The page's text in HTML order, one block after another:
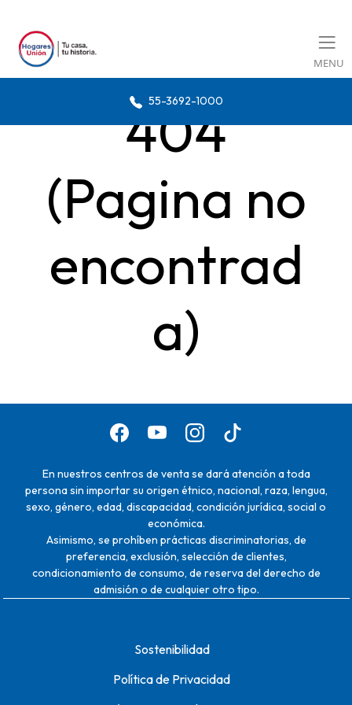
MENU
55-3692-1000
404
(Pagina no
encontrad
a)
En nuestros centros de venta se dará atención a toda
persona sin importar su origen étnico, nacional, raza, lengua,
sexo, género, edad, discapacidad, condición jurídica, social o
económica.
Asimismo, se prohíben prácticas discriminatorias, de
preferencia, exclusión, selección de clientes,
condicionamiento de consumo, de reserva del derecho de
admisión o de cualquier otro tipo.
Sostenibilidad
Política de Privacidad